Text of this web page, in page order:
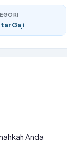
Gaji
Anda